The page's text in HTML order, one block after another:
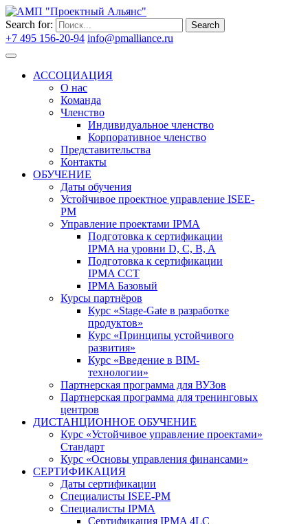
Search for: Search
+7 495 156-20-94 info@pmalliance.ru
АССОЦИАЦИЯ
О нас
Команда
Членство
Индивидуальное членство
Корпоративное членство
Представительства
Контакты
ОБУЧЕНИЕ
Даты обучения
Устойчивое проектное управление ISEE-
PM
Управление проектами IPMA
Подготовка к сертификации
IPMA на уровни D, C, B, A
Подготовка к сертификации
IPMA CCT
IPMA Базовый
Курсы партнёров
Курс «Stage-Gate в разработке
продуктов»
Курс «Принципы устойчивого
развития»
Курс «Введение в BIM-
технологии»
Партнерская программа для ВУЗов
Партнерская программа для тренинговых
центров
ДИСТАНЦИОННОЕ ОБУЧЕНИЕ
Курс «Устойчивое управление проектами»
Стандарт
Курс «Основы управления финансами»
СЕРТИФИКАЦИЯ
Даты сертификации
Специалисты ISEE-PM
Специалисты IPMA
Сертификация IPMA 4LC